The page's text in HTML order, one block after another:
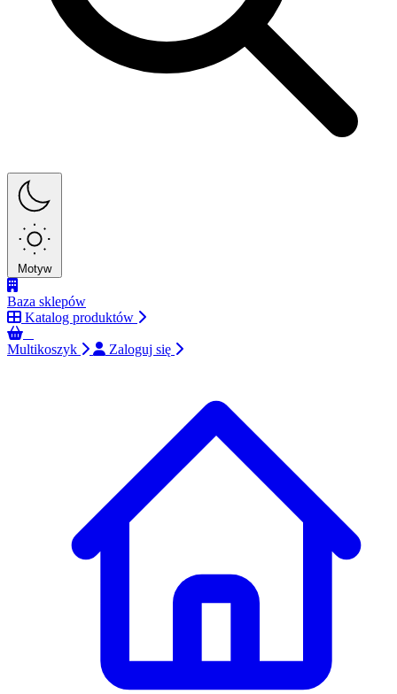
Motyw
Baza sklepów
Katalog produktów
Multikoszyk
Zaloguj się